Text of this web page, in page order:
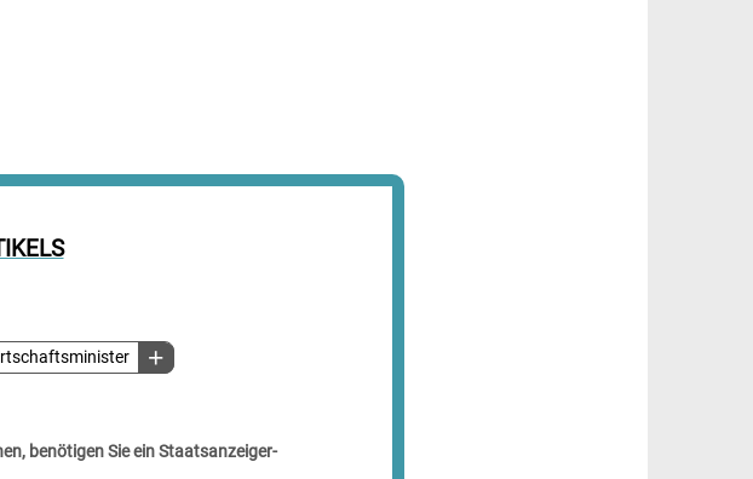
benötigen Sie ein Staatsanzeiger-